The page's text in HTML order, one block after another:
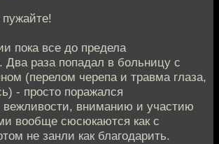
пока все до предела
Два раза попадал в больницу с
(перелом черепа и травма глаза,
- просто поражался
вежливости, вниманию и участию
вообще сюсюкаются как с
не занли как благодарить.